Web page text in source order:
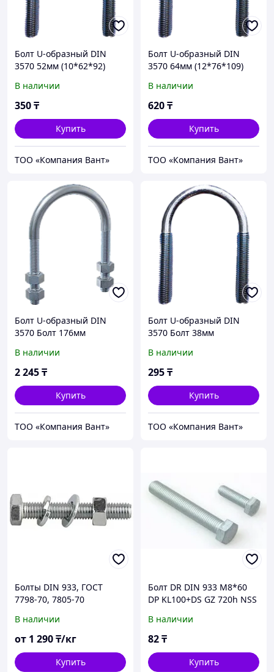
Болт U-образный DIN
3570 52мм (10*62*92)
В наличии
350₸
Купить
ТОО «Компания Вант»
Болт U-образный DIN
3570 64мм (12*76*109)
В наличии
620₸
Купить
ТОО «Компания Вант»
Болт U-образный DIN
3570 Болт 176мм
В наличии
2 245₸
Купить
ТОО «Компания Вант»
Болт U-образный DIN
3570 Болт 38мм
В наличии
295₸
Купить
ТОО «Компания Вант»
Болты DIN 933, ГОСТ
7798-70, 7805-70
В наличии
от 1 290₸/кг
Купить
Болт DR DIN 933 М8*60
DP KL100+DS GZ 720h NSS
В наличии
82₸
Купить